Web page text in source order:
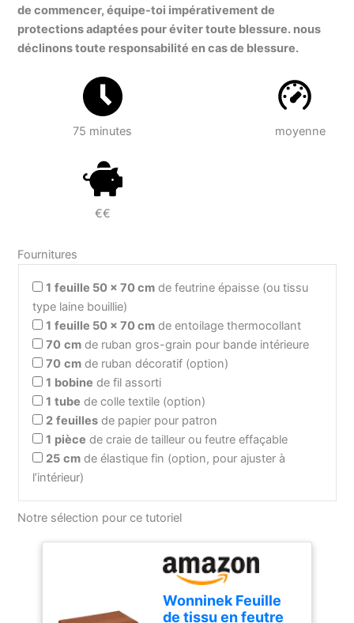
de commencer, équipe-toi impérativement de
protections adaptées pour éviter toute blessure. nous
déclinons toute responsabilité en cas de blessure.
75 minutes moyenne
€€
Fournitures
1 feuille 50 x 70 cmde feutrine épaisse (ou tissu
type laine bouillie)
1 feuille 50 x 70 cmde entoilage thermocollant
70 cmde ruban gros-grain pour bande intérieure
70 cmde ruban décoratif (option)
1 bobine de fil assorti
1 tube de colle textile (option)
2 feuillesde papier pour patron
1 pièce de craie de tailleur ou feutre effaçable
25 cmde élastique fin (option, pour ajuster à
l’intérieur)
Notre sélection pour ce tutoriel
Wonninek Feuille
de tissu en feutre